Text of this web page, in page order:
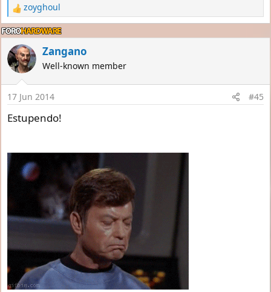
R
e
a
c
t
i
n
s
:
zoyghoul
Zangano
Well-known member
17 Jun 2014 #45
Estupendo!